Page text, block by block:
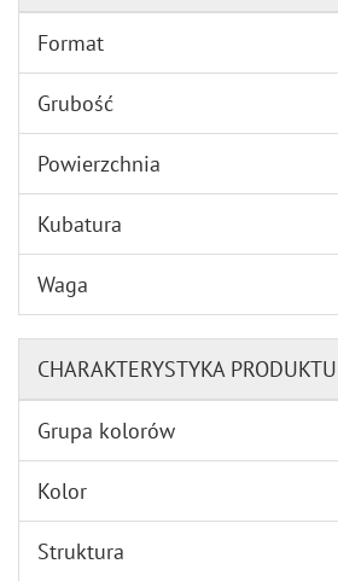
Format
Grubość
Powierzchnia
Kubatura
Waga
CHARAKTERYSTYKA PRODUKTU
Grupa kolorów
Kolor
Struktura